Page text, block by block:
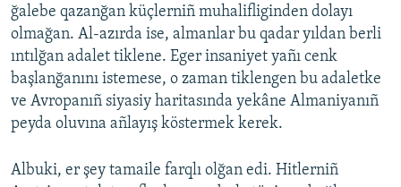
ğalebe qazanğan küçlerniñ muhalifliginden dolayı
olmağan. Al-azırda ise, almanlar bu qadar yıldan berli
ıntılğan adalet tiklene. Eger insaniyet yañı cenk
başlanğanını istemese, o zaman tiklengen bu adaletke
ve Avropanıñ siyasiy haritasında yekâne Almaniyanıñ
peyda oluvına añlayış köstermek kerek.
Albuki, er şey tamaile farqlı olğan edi. Hitlerniñ